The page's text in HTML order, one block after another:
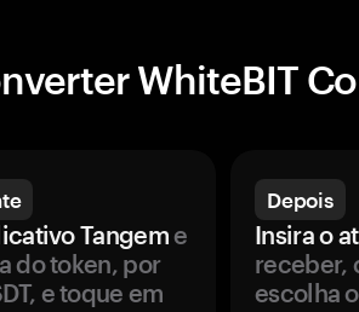
WhiteBIT
Tangeme
do token, por
e toque em
Depois
Insira o
receber,
escolha